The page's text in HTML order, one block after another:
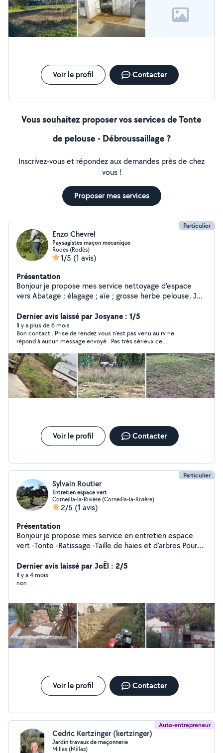
Voir le profil Contacter
Vous souhaitez proposer vos services de Tonte
de pelouse - Débroussaillage ?
Inscrivez-vous et répondez aux demandes près de chez
vous !
Proposer mes services
Particulier
Enzo Chevrel
Paysagistes maçon mecanique
Rodès (Rodès)
1/5 (1 avis)
Présentation
Bonjour je propose mes service nettoyage d'espace
vers Abatage ; élagage ; aïe ; grosse herbe pelouse. Je
débroussailleuse et d'une tondeuse et d'un tracteur
tondeuse Le travail et fait sérieusement et rendu
propre
Dernier avis laissé par Josyane : 1/5
Il y a plus de 6 mois
Bon contact . Prise de rendez vous n’est pas venu au rv ne
répond à aucun message envoyé . Pas très sérieux ce
Voir le profil Contacter
Particulier
Sylvain Routier
Entretien espace vert
Corneilla-la-Rivière (Corneilla-la-Rivière)
2/5 (1 avis)
Présentation
Bonjour je propose mes service en entretien espace
vert -Tonte -Ratissage -Taille de haies et d'arbres Pour
Dernier avis laissé par JoËl : 2/5
Il y a 4 mois
non
Voir le profil Contacter
Auto-entrepreneur
Cedric Kertzinger (kertzinger)
Jardin travaux de maçonnerie
Millas (Millas)